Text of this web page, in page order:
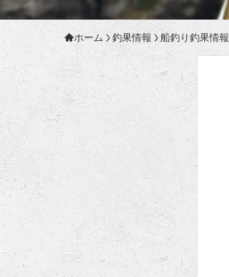
ホーム 釣果情報 船釣り釣果情報